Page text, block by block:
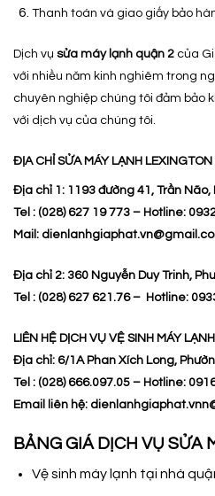
Thanh toán và giao giấy bảo
Dịch vụ sửa máy lạnh quận 2 của
với nhiều năm kinh nghiêm trong
chuyên nghiệp chúng tôi đảm bảo
với dịch vụ của chúng tôi.
ĐỊA CHỈ SỬA MÁY LẠNH
Địa chỉ 1: 1193 đường 41, Trần Não,
Tel : (028) 627 19 773 – Hotline:
Mail:
Địa chỉ 2: 360 Nguyễn Duy Trinh,
Tel : (028) 627 621.76 – Hotline:
LIÊN HỆ DỊCH VỤ VỆ SINH MÁY LẠNH
Địa chỉ: 6/1A Phan Xích Long,
Tel : (028) 666.097.05 – Hotline:
Email liên hệ:
BẢNG GIÁ DỊCH VỤ SỬA
Vệ sinh máy lạnh tại nhà